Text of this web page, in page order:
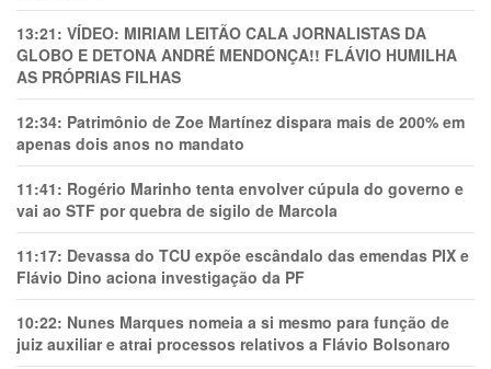
13:21: VÍDEO: MIRIAM LEITÃO CALA JORNALISTAS DA
GLOBO E DETONA ANDRÉ MENDONÇA!! FLÁVIO HUMILHA
AS PRÓPRIAS FILHAS
12:34: Patrimônio de Zoe Martínez dispara mais de 200% em
apenas dois anos no mandato
11:41: Rogério Marinho tenta envolver cúpula do governo e
vai ao STF por quebra de sigilo de Marcola
11:17: Devassa do TCU expõe escândalo das emendas PIX e
Flávio Dino aciona investigação da PF
10:22: Nunes Marques nomeia a si mesmo para função de
juiz auxiliar e atrai processos relativos a Flávio Bolsonaro